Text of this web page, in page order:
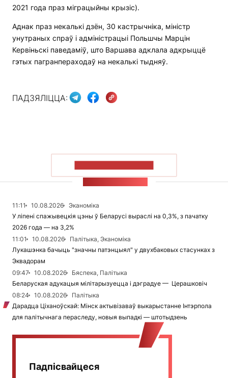
2021 года праз міграцыйны крызіс).
Аднак праз некалькі дзён, 30 кастрычніка, міністр
унутраных спраў і адміністрацыі Польшчы Марцін
Кервіньскі паведаміў, што Варшава адклала адкрыццё
гэтых пагранпераходаў на некалькі тыдняў.
ПАДЗЯЛІЦЦА:
11:11 10.08.2026
Эканоміка
У ліпені спажывецкія цэны ў Беларусі выраслі на 0,3%, з пачатку
2026 года — на 3,2%
11:01
10.08.2026
Палітыка, Эканоміка
Лукашэнка бачыць "значны патэнцыял" у двухбаковых стасунках з
Эквадорам
09:47
10.08.2026
Бяспека, Палітыка
Беларуская адукацыя мілітарызуецца і дэградуе — Церашковіч
08:24
10.08.2026
Палітыка
Дарадца Ціханоўскай: Мінск актывізаваў выкарыстанне Інтэрпола
для палітычнага пераследу, новыя выпадкі — штотыдзень
Падпісвайцеся